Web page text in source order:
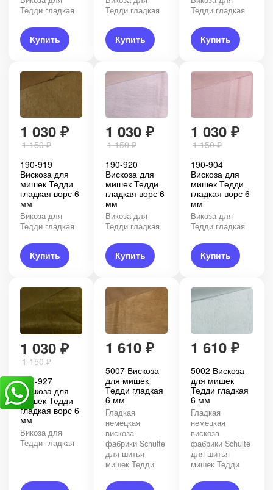
Тедди гладкая
Купить
Тедди гладкая
Купить
Тедди гладкая
Купить
1 030 ₽
1 150₽
190-919
Вискоза для
мишек Тедди
гладкая ворс 6
мм
Викоза для
Тедди гладкая
Купить
1 030 ₽
1 150₽
190-920
Вискоза для
мишек Тедди
гладкая ворс 6
мм
Викоза для
Тедди гладкая
Купить
1 030 ₽
1 150₽
190-904
Вискоза для
мишек Тедди
гладкая ворс 6
мм
Викоза для
Тедди гладкая
Купить
1 030 ₽
1 150₽
190-927
Вискоза для
мишек Тедди
гладкая ворс 6
мм
Викоза для
Тедди гладкая
1 610 ₽
5007 Вискоза
для мишек
Тедди гладкая
6 мм
Гладкая
немецкая
вискоза
фабрики Schulte
для шитья
мишек Тедди
1 610 ₽
5002 Вискоза
для мишек
Тедди гладкая
6 мм
Гладкая
немецкая
вискоза
фабрики Schulte
для шитья
мишек Тедди